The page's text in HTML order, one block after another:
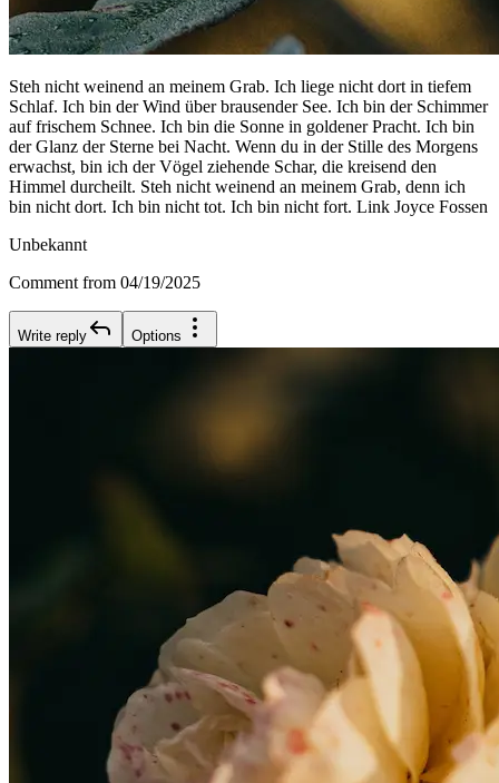
Steh nicht weinend an meinem Grab. Ich liege nicht dort in tiefem
Schlaf. Ich bin der Wind über brausender See. Ich bin der Schimmer
auf frischem Schnee. Ich bin die Sonne in goldener Pracht. Ich bin
der Glanz der Sterne bei Nacht. Wenn du in der Stille des Morgens
erwachst, bin ich der Vögel ziehende Schar, die kreisend den
Himmel durcheilt. Steh nicht weinend an meinem Grab, denn ich
bin nicht dort. Ich bin nicht tot. Ich bin nicht fort. Link Joyce Fossen
Unbekannt
Comment from 04/19/2025
Write reply Options